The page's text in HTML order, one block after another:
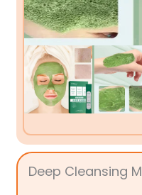
Deep Cleansing